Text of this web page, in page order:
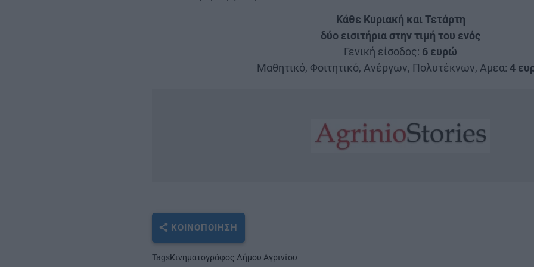
Κάθε Κυριακή και Τετάρτη
δύο εισιτήρια στην τιμή του ενός
Γενική είσοδος: 6 ευρώ
Μαθητικό, Φοιτητικό, Ανέργων, Πολυτέκνων, Αμεα: 4
ΚΟΙΝΟΠΟΊΗΣΗ
TagsΚινηματογράφος Δήμου Αγρινίου